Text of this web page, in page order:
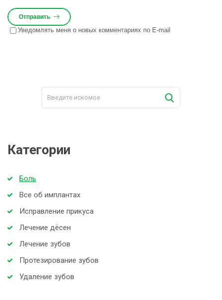
Отправить
Уведомлять меня о новых комментариях по E-mail
Категории
Боль
Все об имплантах
Исправление прикуса
Лечение дёсен
Лечение зубов
Протезирование зубов
Удаление зубов